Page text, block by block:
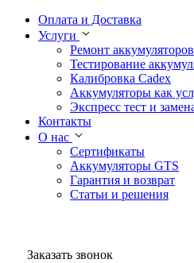
Оплата и Доставка
Услуги
Ремонт аккумуляторов
Тестирование
Калибровка Cadex
Аккумуляторы как
Экспресс тест и
Контакты
О нас
Сертификаты
Аккумуляторы GTS
Гарантия и возврат
Статьи и решения
Заказать звонок